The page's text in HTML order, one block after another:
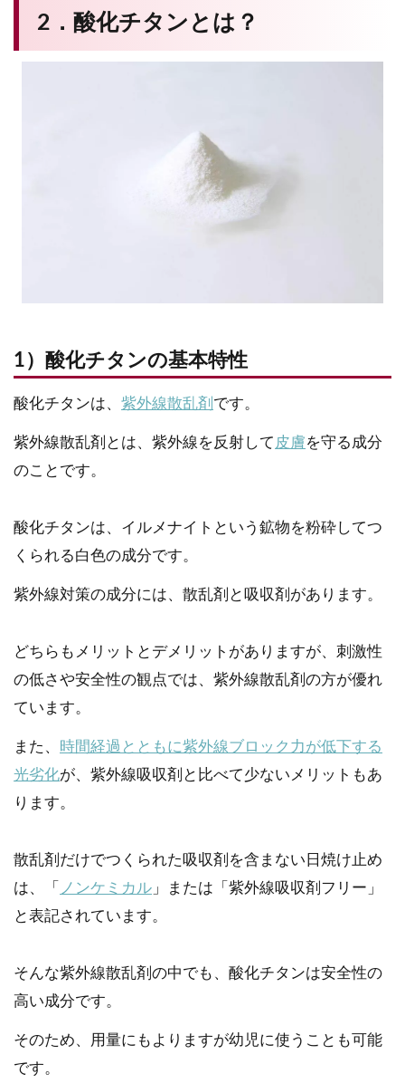
2．酸化チタンとは？
1）酸化チタンの基本特性
酸化チタンは、 紫外線散乱剤 です。
紫外線散乱剤とは、紫外線を反射して 皮膚を守る成分
のことです。
酸化チタンは、イルメナイトという鉱物を粉砕してつ
くられる白色の成分です。
紫外線対策の成分には、散乱剤と吸収剤があります。
どちらもメリットとデメリットがありますが、刺激性
の低さや安全性の観点では、紫外線散乱剤の方が優れ
ています。
また、
時間経過とともに紫外線ブロック力が低下する
光劣化が、紫外線吸収剤と比べて少ないメリットもあ
ります。
散乱剤だけでつくられた吸収剤を含まない日焼け止め
は、「
ノンケミカル 」または「紫外線吸収剤フリー」
と表記されています。
そんな紫外線散乱剤の中でも、酸化チタンは安全性の
高い成分です。
そのため、用量にもよりますが幼児に使うことも可能
です。